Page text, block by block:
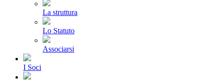
La struttura
Lo Statuto
Associarsi
I Soci